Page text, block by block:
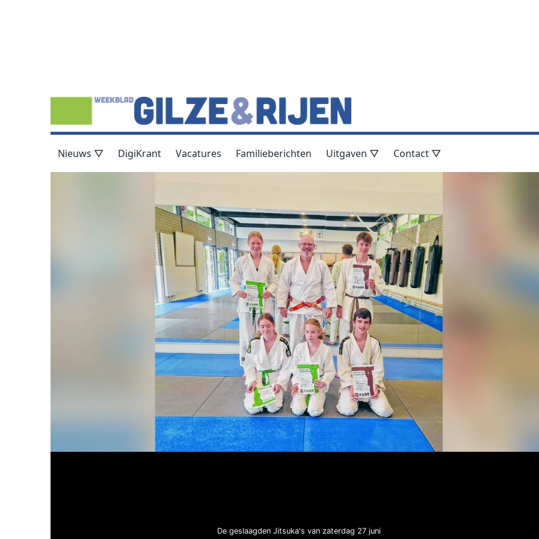
Nieuws ▽ DigiKrant Vacatures Familieberichten Uitgaven ▽ Contact ▽
De geslaagden Jitsuka's van zaterdag 27 juni